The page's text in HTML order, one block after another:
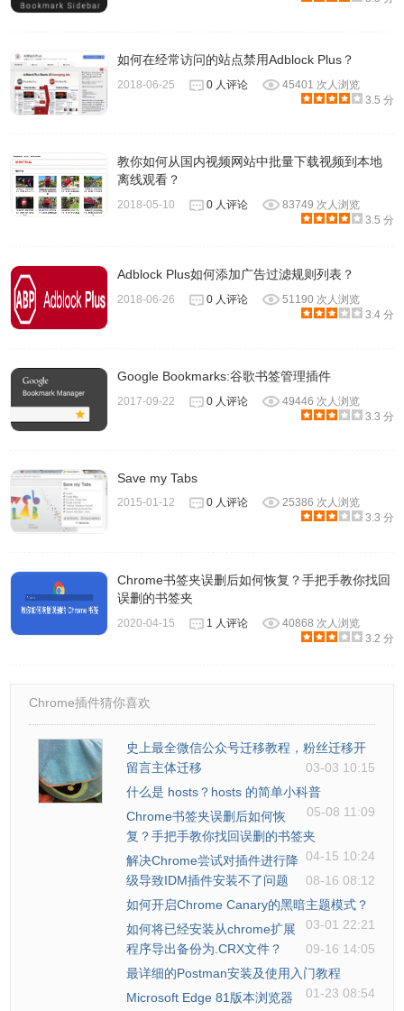
如何在经常访问的站点禁用Adblock Plus？
2018-06-25 0 人评论
45401 次人浏览
3.5 分
教你如何从国内视频网站中批量下载视频到本地
离线观看？
2018-05-10 0 人评论
83749 次人浏览
3.5 分
Adblock Plus如何添加广告过滤规则列表？
2018-06-26 0 人评论
51190 次人浏览
3.4 分
Google Bookmarks:谷歌书签管理插件
2017-09-22 0 人评论
49446 次人浏览
3.3 分
Save my Tabs
2015-01-12 0 人评论
25386 次人浏览
3.3 分
Chrome书签夹误删后如何恢复？手把手教你找回
误删的书签夹
2020-04-15 1 人评论
40868 次人浏览
3.2 分
Chrome插件猜你喜欢
史上最全微信公众号迁移教程，粉丝迁移开
留言主体迁移
03-03 10:15
什么是 hosts？hosts 的简单小科普
05-08 11:09
Chrome书签夹误删后如何恢
复？手把手教你找回误删的书签夹
04-15 10:24
解决Chrome尝试对插件进行降
级导致IDM插件安装不了问题
08-16 08:12
如何开启Chrome Canary的黑暗主题模式？
03-01 22:21
如何将已经安装从chrome扩展
程序导出备份为.CRX文件？
09-16 14:05
最详细的Postman安装及使用入门教程
01-23 08:54
Microsoft Edge 81版本浏览器